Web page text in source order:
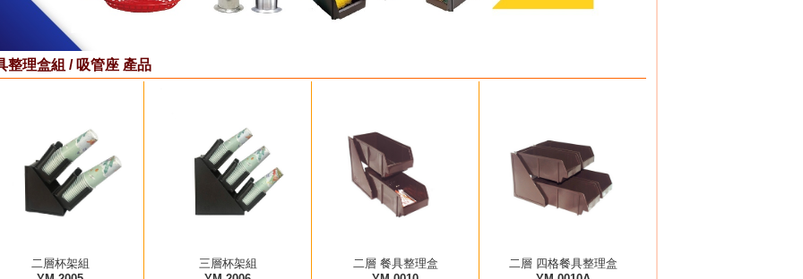
整理盒組 / 吸管座 產品
二層杯架組
三層杯架組
二層 餐具整理盒
二層 四格餐具整理盒